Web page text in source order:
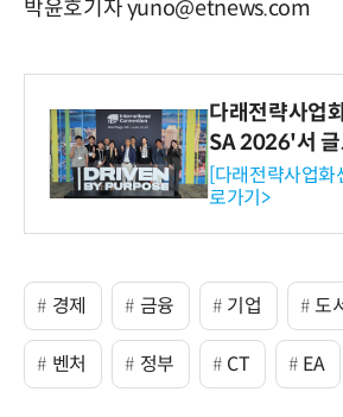
박윤호기자 yuno@etnews.com
다래전략사업
SA 2026'서
와의 비즈니
-바이오 해외
보
[다래전략사업화
로가기>
경제 금융 기업 도
벤처 정부 CT EA